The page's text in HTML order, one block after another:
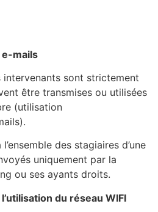
e-mails
intervenants sont strictement
être transmises ou utilisées
(utilisation
des stagiaires d’une
uniquement par la
ou ses ayants droits.
du réseau WIFI